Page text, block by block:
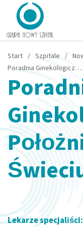
Start / Szpitale /
Poradnia Ginekologiczno-Położnicza w Świeciu
Lekarze specjaliści: